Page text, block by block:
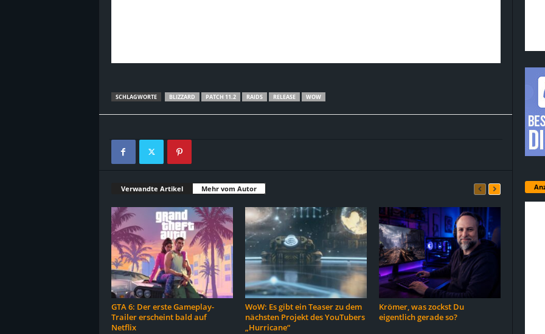
SCHLAGWORTE BLIZZARD PATCH 11.2 RAIDS RELEASE WOW
Verwandte Artikel Mehr vom Autor
GTA 6: Der erste Gameplay-
Trailer erscheint bald auf
Netflix
WoW: Es gibt ein Teaser zu dem
nächsten Projekt des YouTubers
„Hurricane“
Krömer, was zockst Du
eigentlich gerade so?